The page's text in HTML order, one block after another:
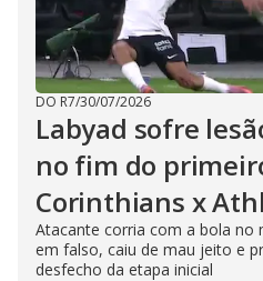
DO R7/30/07/2026
Labyad sofre
no fim do
Corinthians x
Atacante corria com a bola no
em falso, caiu de mau jeito e
desfecho da etapa inicial